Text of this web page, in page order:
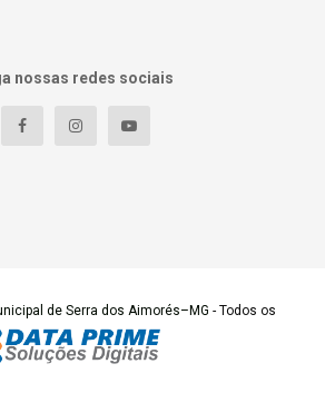
nossas redes sociais
de Serra dos Aimorés–MG - Todos os